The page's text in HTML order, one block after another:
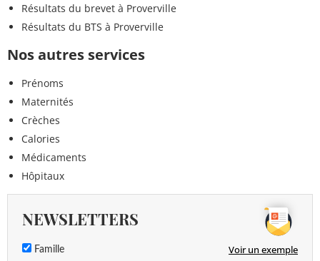
Résultats du brevet à Proverville
Résultats du BTS à Proverville
Nos autres services
Prénoms
Maternités
Crèches
Calories
Médicaments
Hôpitaux
NEWSLETTERS
Famille Voir un exemple